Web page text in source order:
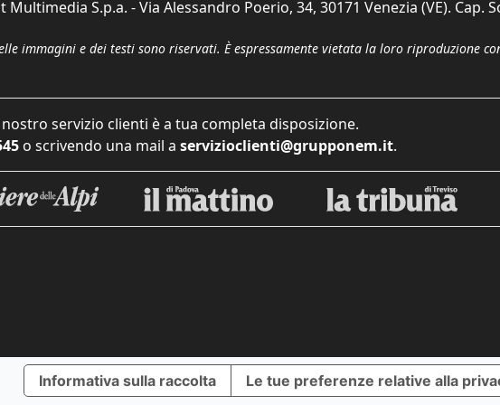
Multimedia S.p.a. - Via Alessandro Poerio, 34, 30171 Venezia (VE). Cap.
immagini e dei testi sono riservati. È espressamente vietata la loro riproduzione
servizio clienti è a tua completa disposizione.
o scrivendo una mail a servizioclienti@grupponem.it.
Informativa sulla raccolta Le tue preferenze relative alla